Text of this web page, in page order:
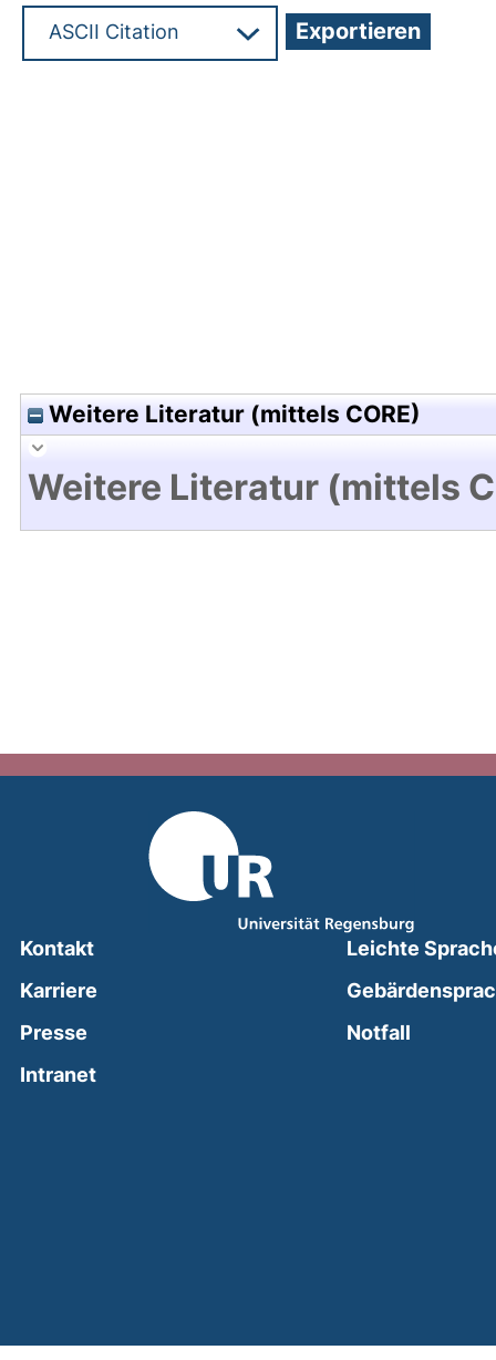
Weitere Literatur (mittels CORE)
Weitere Literatur (mittels
Kontakt
Karriere
Presse
Intranet(external link, opens in a new window)
Leichte
Notfall